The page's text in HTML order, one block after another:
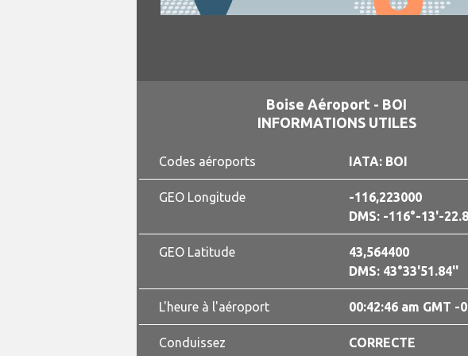
Boise Aéroport - BOI
INFORMATIONS UTILES
Codes aéroports IATA: BOI
GEO Longitude
-116,223000
DMS: -116°-13'-
GEO Latitude
43,564400
DMS: 43°33'51.84''
L'heure à l'aéroport 00:42:47 am GMT -
Conduissez CORRECTE